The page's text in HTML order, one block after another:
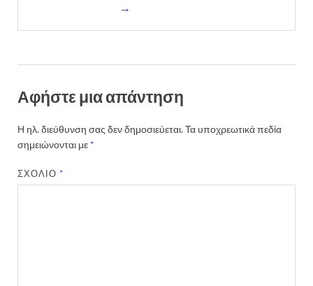
→
Αφήστε μια απάντηση
Η ηλ. διεύθυνση σας δεν δημοσιεύεται.Τα υποχρεωτικά πεδία
σημειώνονται με *
ΣΧΌΛΙΟ*